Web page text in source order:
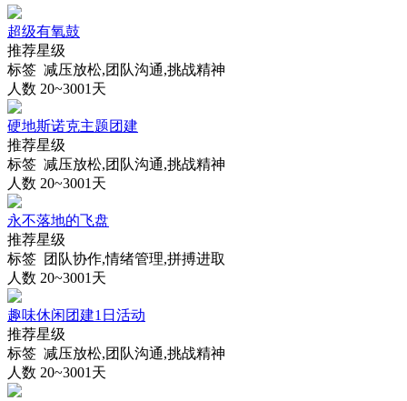
超级有氧鼓
推荐星级
标签 减压放松,团队沟通,挑战精神
人数 20~3001天
硬地斯诺克主题团建
推荐星级
标签 减压放松,团队沟通,挑战精神
人数 20~3001天
永不落地的飞盘
推荐星级
标签 团队协作,情绪管理,拼搏进取
人数 20~3001天
趣味休闲团建1日活动
推荐星级
标签 减压放松,团队沟通,挑战精神
人数 20~3001天